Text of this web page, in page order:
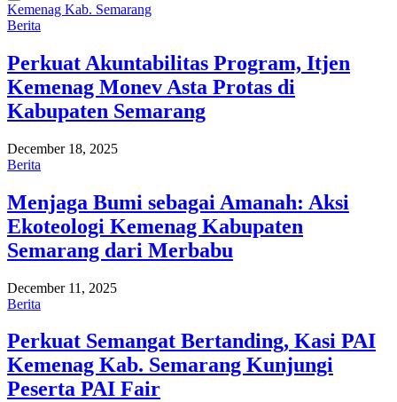
Kemenag Kab. Semarang
Berita
Perkuat Akuntabilitas Program, Itjen
Kemenag Monev Asta Protas di
Kabupaten Semarang
December 18, 2025
Berita
Menjaga Bumi sebagai Amanah: Aksi
Ekoteologi Kemenag Kabupaten
Semarang dari Merbabu
December 11, 2025
Berita
Perkuat Semangat Bertanding, Kasi PAI
Kemenag Kab. Semarang Kunjungi
Peserta PAI Fair